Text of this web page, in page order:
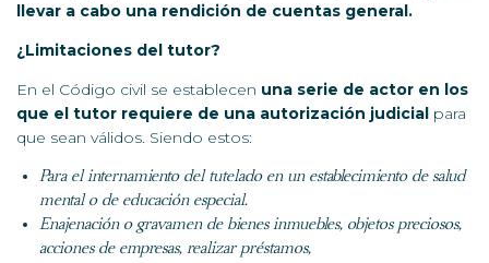
llevar a cabo una rendición de cuentas general.
¿Limitaciones del tutor?
En el Código civil se establecen una serie de actor en los
que el tutor requiere de una autorización judicial para
que sean válidos. Siendo estos:
Para el internamiento del tutelado en un establecimiento de salud
mental o de educación especial.
Enajenación o gravamen de bienes inmuebles, objetos preciosos,
acciones de empresas, realizar préstamos,